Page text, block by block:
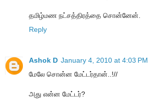
தமிழ்மண நட்சத்திரத்தை சொன்னேன்.
Reply
Ashok D January 4, 2010 at 4:03 PM
மேலே சொன்ன மேட்டர்தான்..!//
அது என்ன மேட்டர்?